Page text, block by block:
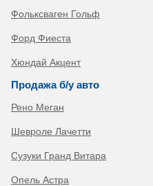
Фольксваген Гольф
Форд Фиеста
Хюндай Акцент
Продажа б/у авто
Рено Меган
Шевроле Лачетти
Сузуки Гранд Витара
Опель Астра